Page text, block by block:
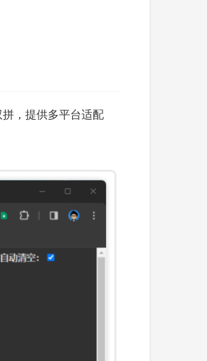
，提供多平台适配